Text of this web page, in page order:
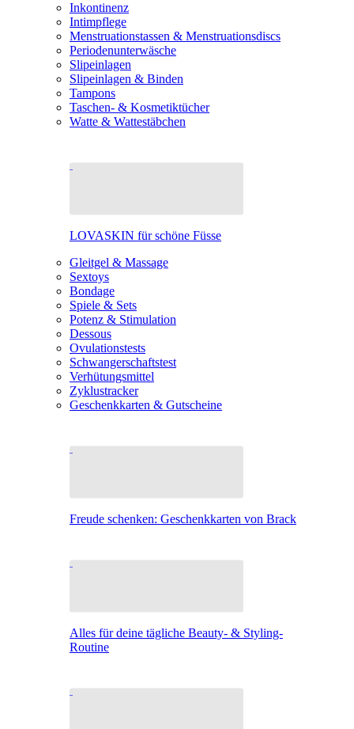
Inkontinenz
Intimpflege
Menstruationstassen & Menstruationsdiscs
Periodenunterwäsche
Slipeinlagen
Slipeinlagen & Binden
Tampons
Taschen- & Kosmetiktücher
Watte & Wattestäbchen
LOVASKIN für schöne Füsse
Gleitgel & Massage
Sextoys
Bondage
Spiele & Sets
Potenz & Stimulation
Dessous
Ovulationstests
Schwangerschaftstest
Verhütungsmittel
Zyklustracker
Geschenkkarten & Gutscheine
Freude schenken: Geschenkkarten von Brack
Alles für deine tägliche Beauty- & Styling-
Routine